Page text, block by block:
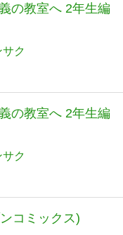
の教室へ 2年生編
サク
の教室へ 2年生編
サク
コミックス)